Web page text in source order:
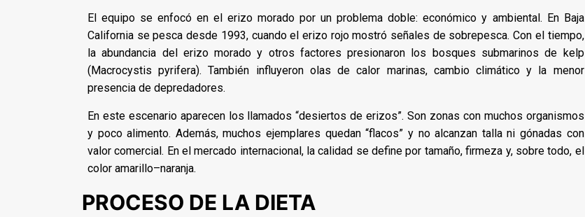
El equipo se enfocó en el erizo morado por un problema doble: económico y ambiental. En Baja
California se pesca desde 1993, cuando el erizo rojo mostró señales de sobrepesca. Con el tiempo,
la abundancia del erizo morado y otros factores presionaron los bosques submarinos de kelp
(Macrocystis pyrifera). También influyeron olas de calor marinas, cambio climático y la menor
presencia de depredadores.
En este escenario aparecen los llamados “desiertos de erizos”. Son zonas con muchos organismos
y poco alimento. Además, muchos ejemplares quedan “flacos” y no alcanzan talla ni gónadas con
valor comercial. En el mercado internacional, la calidad se define por tamaño, firmeza y, sobre todo, el
color amarillo–naranja.
PROCESO DE LA DIETA